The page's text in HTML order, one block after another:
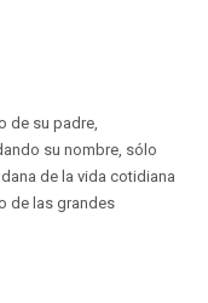
de su padre,
su nombre, sólo
de la vida cotidiana
de las grandes